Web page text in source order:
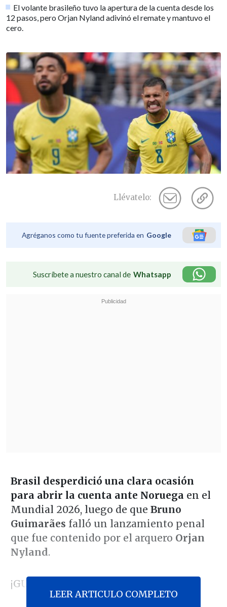
El volante brasileño tuvo la apertura de la cuenta desde los
12 pasos, pero Orjan Nyland adivinó el remate y mantuvo el
cero.
Llévatelo:
Agréganos como tu fuente preferida en Google
Suscríbete a nuestro canal de Whatsapp
Brasil desperdició una clara ocasión
para abrir la cuenta ante Noruega en el
Mundial 2026, luego de que Bruno
Guimarães falló un lanzamiento penal
que fue contenido por el arquero Orjan
Nyland.
¡GUIMARÃES ERRÓ SU PENAL!
LEER ARTICULO COMPLETO